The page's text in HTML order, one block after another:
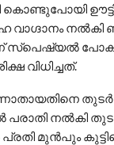
കൊണ്ടുപോയി
വാഗ്ദാനം
സ്‌പെഷ്യല്‍
വിധിച്ചത്.
പരാതി നല്‍കി
മുന്‍പും കുട്ടിയെ